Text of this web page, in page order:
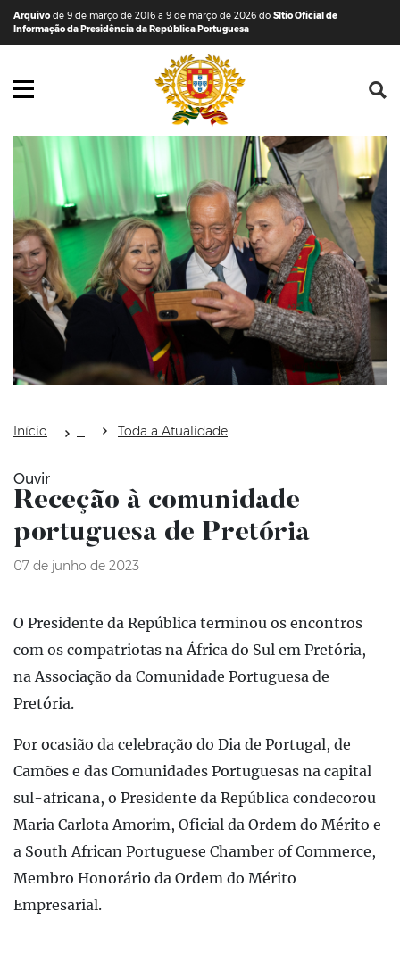
Saltar para o conteúdo (tecla de atalho c)
Mapa do Sítio
Arquivo de 9 de março de 2016 a 9 de março de 2026 do Sítio Oficial de
Informação da Presidência da República Portuguesa
Abrir menu principal
Início Toda a Atualidade
Ouvir
Receção à comunidade
portuguesa de Pretória
07 de junho de 2023
O Presidente da República terminou os encontros
com os compatriotas na África do Sul em Pretória,
na Associação da Comunidade Portuguesa de
Pretória.
Por ocasião da celebração do Dia de Portugal, de
Camões e das Comunidades Portuguesas na capital
sul-africana, o Presidente da República condecorou
Maria Carlota Amorim, Oficial da Ordem do Mérito e
a South African Portuguese Chamber of Commerce,
Membro Honorário da Ordem do Mérito
Empresarial.